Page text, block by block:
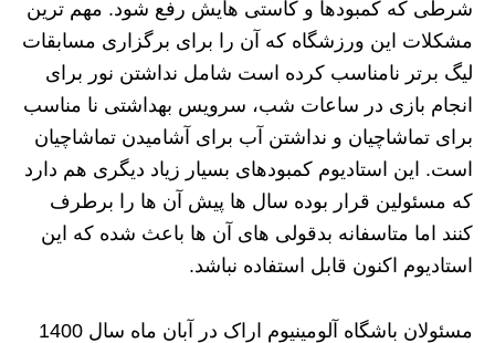
شرطی که کمبودها و کاستی هایش رفع شود. مهم ترین
مشکلات این ورزشگاه که آن را برای برگزاری مسابقات
لیگ برتر نامناسب کرده است شامل نداشتن نور برای
انجام بازی در ساعات شب، سرویس بهداشتی نا مناسب
برای تماشاچیان و نداشتن آب برای آشامیدن تماشاچیان
است. این استادیوم کمبودهای بسیار زیاد دیگری هم دارد
که مسئولین قرار بوده سال ها پیش آن ها را برطرف
کنند اما متاسفانه بدقولی های آن ها باعث شده که این
استادیوم اکنون قابل استفاده نباشد.
مسئولان باشگاه آلومینیوم اراک در آبان ماه سال 1400